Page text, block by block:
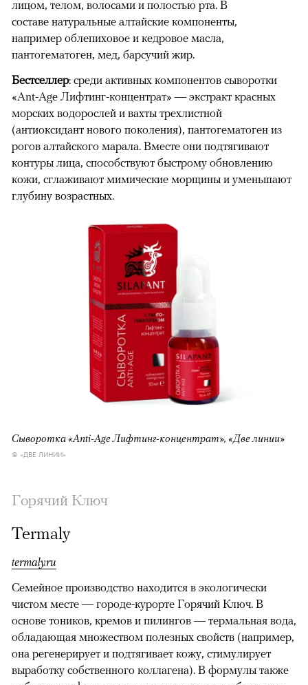
лицом, телом, волосами и полостью рта. В
составе натуральные алтайские компоненты,
например облепиховое и кедровое масла,
пантогематоген, мед, барсучий жир.
Бестселлер: среди активных компонентов сыворотки
«Ant-Age Лифтинг-концентрат» — экстракт красных
морских водорослей и вахты трехлистной
(антиоксидант нового поколения), пантогематоген из
рогов алтайского марала. Вместе они подтягивают
контуры лица, способствуют быстрому обновлению
кожи, сглаживают мимические морщины и уменьшают
глубину возрастных.
Cыворотка «Anti-Age Лифтинг-концентрат», «Две линии»
© «ДВЕ ЛИНИИ»
Горячий Ключ
Termaly
termaly.ru
Семейное производство находится в экологически
чистом месте — городе-курорте Горячий Ключ. В
основе тоников, кремов и пилингов — термальная вода,
обладающая множеством полезных свойств (например,
она регенерирует и подтягивает кожу, стимулирует
выработку собственного коллагена). В формулы также